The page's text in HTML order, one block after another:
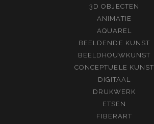
3D OBJECTEN
ANIMATIE
AQUAREL
BEELDENDE KUNST
BEELDHOUWKUNST
CONCEPTUELE KUNST
DIGITAAL
DRUKWERK
ETSEN
FIBERART